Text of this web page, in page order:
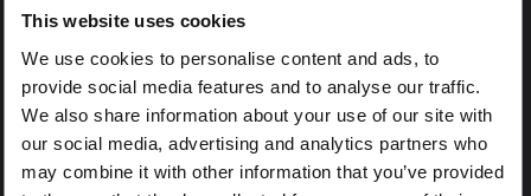
This website uses cookies
We use cookies to personalise content and ads, to
provide social media features and to analyse our traffic.
We also share information about your use of our site with
our social media, advertising and analytics partners who
may combine it with other information that you’ve provided
حتى 28 أكتوبر 2005. ومع ذلك، لا يزال يتم الإبلاغ عن حالات مؤكدة لفيروس
شلل الأطفال البري من…
2006
صحة غرب ووسط أفريقيا محور غرب أفريقيا
ورقة بحثية